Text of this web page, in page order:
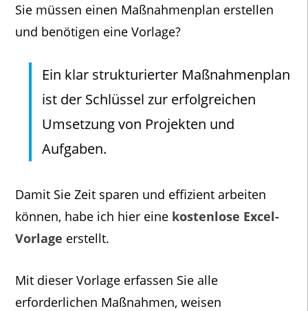
Sie müssen einen Maßnahmenplan erstellen
und benötigen eine Vorlage?
Ein klar strukturierter Maßnahmenplan
ist der Schlüssel zur erfolgreichen
Umsetzung von Projekten und
Aufgaben.
Damit Sie Zeit sparen und effizient arbeiten
können, habe ich hier eine kostenlose Excel-
Vorlage erstellt.
Mit dieser Vorlage erfassen Sie alle
erforderlichen Maßnahmen, weisen